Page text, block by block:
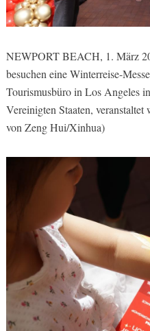
NEWPORT BEACH, 1. März
besuchen eine Winterreise-
Tourismusbüro in Los Angeles
Vereinigten Staaten,
von Zeng Hui/Xinhua)